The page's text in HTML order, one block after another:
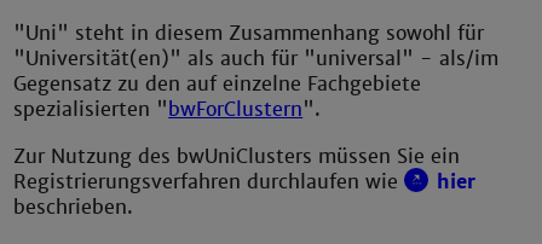
"Uni" steht in diesem Zusammenhang sowohl für
"Universität(en)" als auch für "universal" - als/im
Gegensatz zu den auf einzelne Fachgebiete
spezialisierten "bwForClustern".
Zur Nutzung des bwUniClusters müssen Sie ein
Registrierungsverfahren durchlaufen wie
hier
beschrieben.